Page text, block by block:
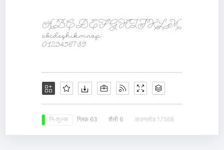
नि: शुल्क ग्लिफ़ 63 शैली 6 डाउनलोड 17568